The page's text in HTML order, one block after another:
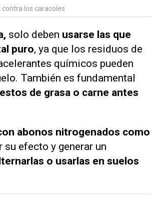
los caracoles
solo deben usarse las que
puro, ya que los residuos de
químicos pueden
También es fundamental
de grasa o carne antes
abonos nitrogenados como
su efecto y generar un
o usarlas en suelos